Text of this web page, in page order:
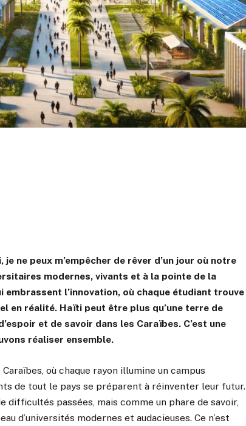
je ne peux m’empêcher de rêver d’un jour où notre
modernes, vivants et à la pointe de la
l’innovation, où chaque étudiant trouve
réalité. Haïti peut être plus qu’une terre de
et de savoir dans les Caraïbes. C’est une
réaliser ensemble.
où chaque rayon illumine un campus
de tout le pays se préparent à réinventer leur futur.
difficultés passées, mais comme un phare de savoir,
d’universités modernes et audacieuses. Ce n’est